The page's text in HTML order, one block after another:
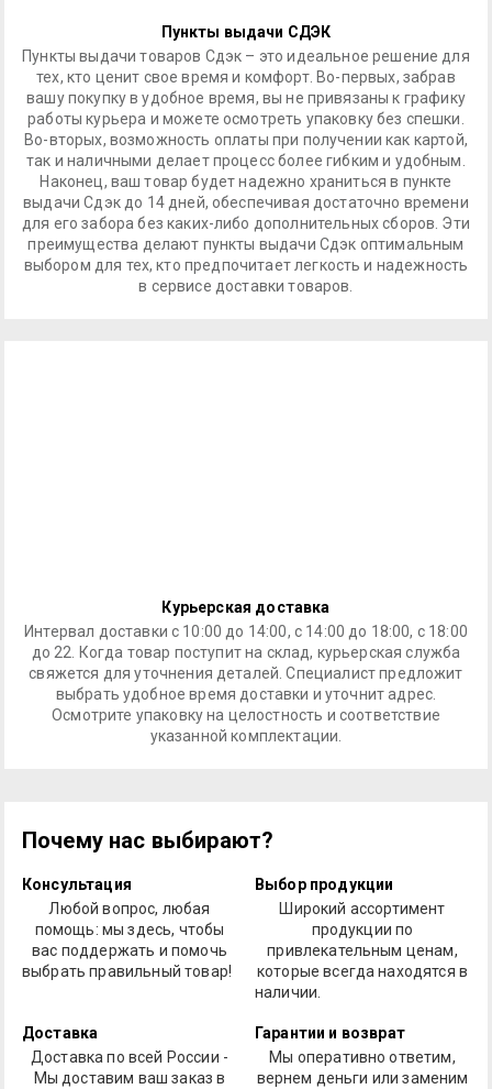
Пункты выдачи СДЭК
Пункты выдачи товаров Сдэк – это идеальное решение для
тех, кто ценит свое время и комфорт. Во-первых, забрав
вашу покупку в удобное время, вы не привязаны к графику
работы курьера и можете осмотреть упаковку без спешки.
Во-вторых, возможность оплаты при получении как картой,
так и наличными делает процесс более гибким и удобным.
Наконец, ваш товар будет надежно храниться в пункте
выдачи Сдэк до 14 дней, обеспечивая достаточно времени
для его забора без каких-либо дополнительных сборов. Эти
преимущества делают пункты выдачи Сдэк оптимальным
выбором для тех, кто предпочитает легкость и надежность
в сервисе доставки товаров.
Курьерская доставка
Интервал доставки с 10:00 до 14:00, с 14:00 до 18:00, с 18:00
до 22. Когда товар поступит на склад, курьерская служба
свяжется для уточнения деталей. Специалист предложит
выбрать удобное время доставки и уточнит адрес.
Осмотрите упаковку на целостность и соответствие
указанной комплектации.
Почему нас выбирают?
Консультация
Любой вопрос, любая
помощь: мы здесь, чтобы
вас поддержать и помочь
выбрать правильный товар!
Выбор продукции
Широкий ассортимент
продукции по
привлекательным ценам,
которые всегда находятся в
наличии.
Доставка
Доставка по всей России -
Мы доставим ваш заказ в
Гарантии и возврат
Мы оперативно ответим,
вернем деньги или заменим